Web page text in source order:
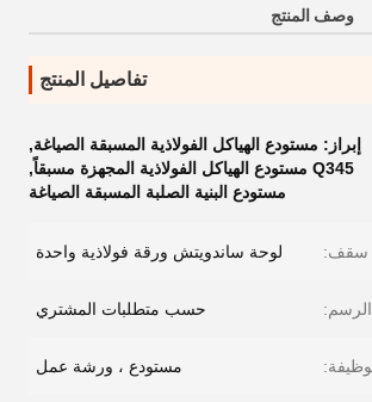
وصف المنتج
تفاصيل المنتج
إبراز: مستودع الهياكل الفولاذية المسبقة الصياغة,
Q345 مستودع الهياكل الفولاذية المجهزة مسبقاً
,
مستودع البنية الصلبة المسبقة الصياغة
سقف: لوحة ساندويتش ورقة فولاذية واحدة
حسب متطلبات المشتري
مستودع ، ورشة عمل